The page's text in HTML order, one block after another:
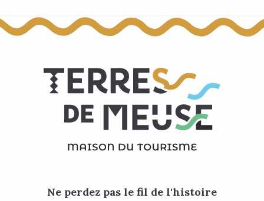
Ne perdez pas le fil de l'histoire